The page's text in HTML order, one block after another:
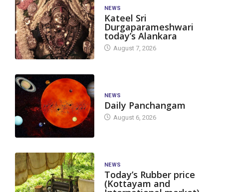
NEWS
Kateel Sri
Durgaparameshwari
today’s Alankara
August 7, 2026
NEWS
Daily Panchangam
August 6, 2026
NEWS
Today’s Rubber price
(Kottayam and